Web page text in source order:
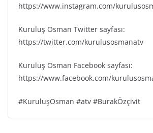
https://www.instagram.com/
Kuruluş Osman Twitter sayfası:
https://twitter.com/kurulusosmanatv
Kuruluş Osman Facebook sayfası:
https://www.facebook.com/
#KuruluşOsman #atv #BurakÖzçivit